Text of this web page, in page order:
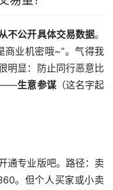
不公开具体交易数据。
商业机密哦~”。气得我
明显：防止同行恶意比
——生意参谋（这名字起
通专业版吧。路径：卖
。但个人买家或小卖